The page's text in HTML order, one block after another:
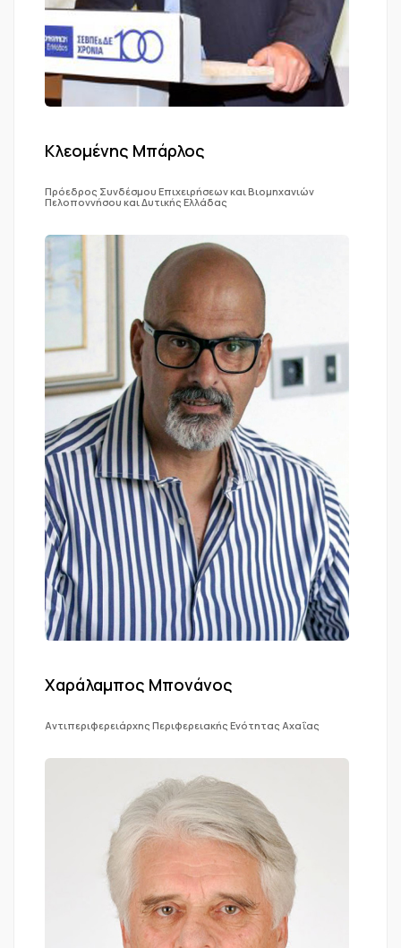
Κλεομένης Μπάρλος
Πρόεδρος Συνδέσμου Επιχειρήσεων και Βιομηχανιών
Πελοποννήσου και Δυτικής Ελλάδας
Χαράλαμπος Μπονάνος
Αντιπεριφερειάρχης Περιφερειακής Ενότητας Αχαΐας